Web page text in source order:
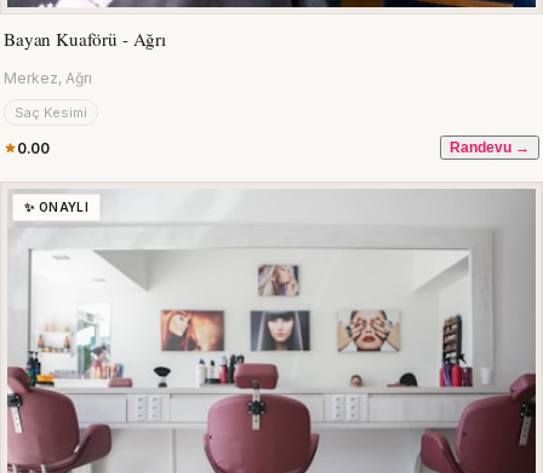
Bayan Kuaförü - Ağrı
Merkez, Ağrı
Saç Kesimi
0.00 Randevu →
✨ ONAYLI